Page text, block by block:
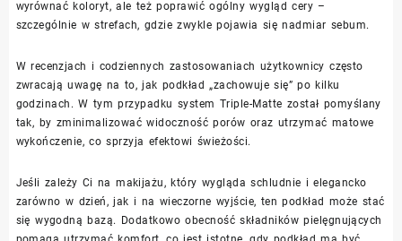
wyrównać koloryt, ale też poprawić ogólny wygląd cery –
szczególnie w strefach, gdzie zwykle pojawia się nadmiar sebum.
W recenzjach i codziennych zastosowaniach użytkownicy często
zwracają uwagę na to, jak podkład „zachowuje się” po kilku
godzinach. W tym przypadku system Triple-Matte został pomyślany
tak, by zminimalizować widoczność porów oraz utrzymać matowe
wykończenie, co sprzyja efektowi świeżości.
Jeśli zależy Ci na makijażu, który wygląda schludnie i elegancko
zarówno w dzień, jak i na wieczorne wyjście, ten podkład może stać
się wygodną bazą. Dodatkowo obecność składników pielęgnujących